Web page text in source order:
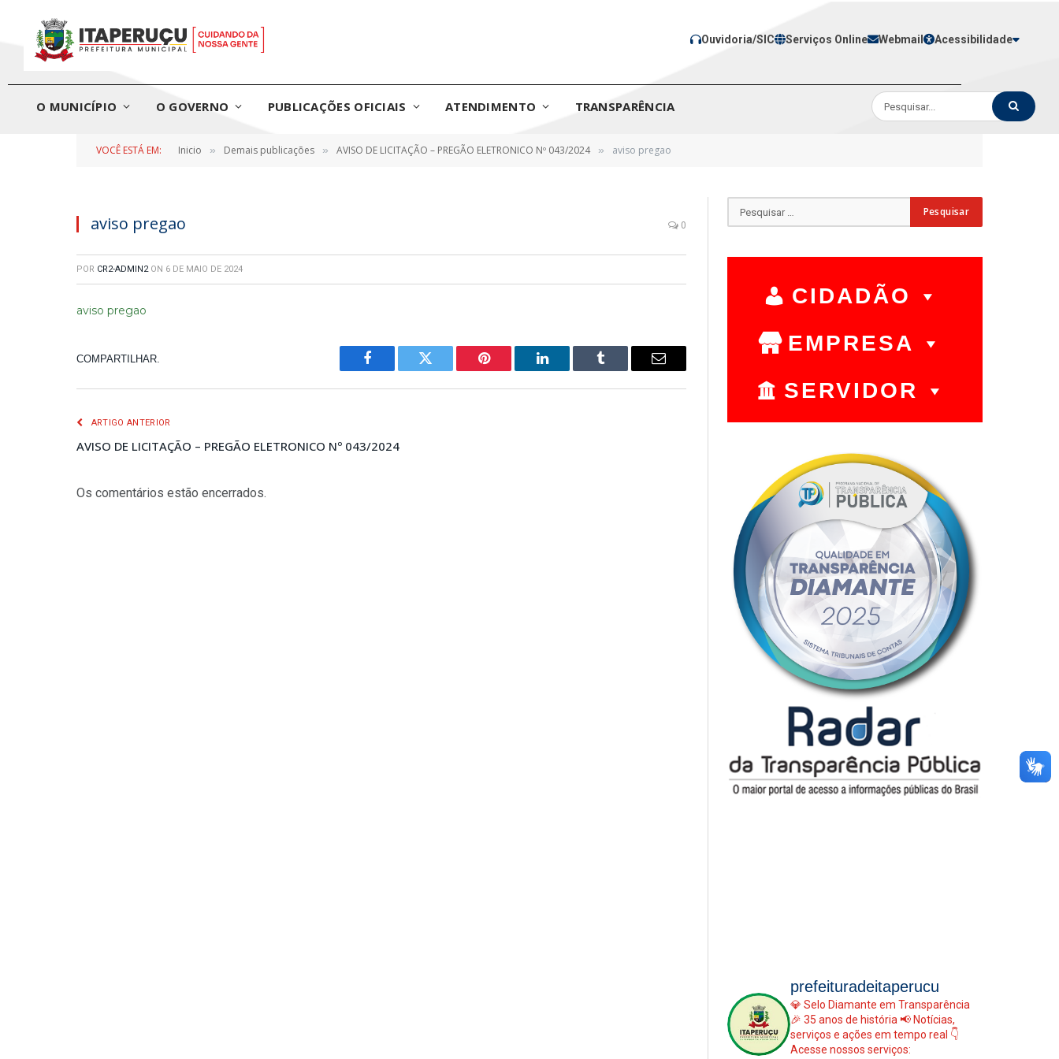
Ouvidoria/SIC Serviços Online Webmail Acessibilidade
O MUNICÍPIO O GOVERNO PUBLICAÇÕES OFICIAIS ATENDIMENTO TRANSPARÊNCIA
VOCÊ ESTÁ EM: Inicio » Demais publicações » AVISO DE LICITAÇÃO – PREGÃO ELETRONICO Nº 043/2024 » aviso pregao
aviso pregao 0
POR CR2-ADMIN2 ON 6 DE MAIO DE 2024
aviso pregao
COMPARTILHAR.
Facebook Twitter Pinterest LinkedIn Tumblr
E-
ARTIGO ANTERIOR
AVISO DE LICITAÇÃO – PREGÃO ELETRONICO Nº 043/2024
Os comentários estão encerrados.
CIDADÃO
EMPRESA
SERVIDOR
prefeituradeitaperucu
💎 Selo Diamante em Transparência
🎉 35 anos de história 📢 Notícias,
serviços e ações em tempo real 👇
Acesse nossos serviços: